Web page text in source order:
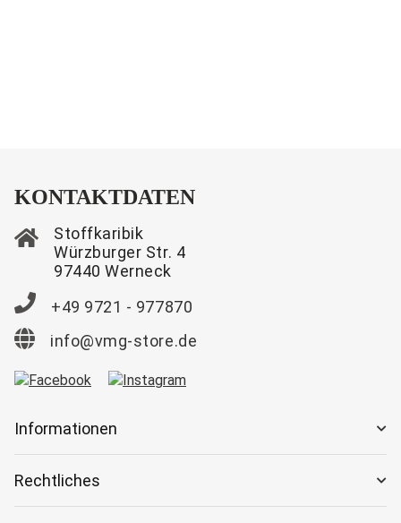
KONTAKTDATEN
Stoffkaribik
Würzburger Str. 4
97440 Werneck
+49 9721 - 977870
info@vmg-store.de
Informationen
Rechtliches